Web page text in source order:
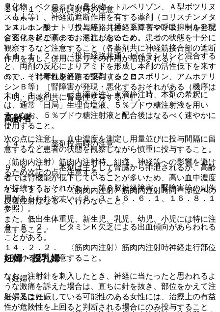
１４．１． 薬剤調製時の注意
１４．１．１． 〈投与経路共通〉２０％マンニトールと配
合変化を起こすので、混注しないこと。
１４．１．２． 〈投与経路共通〉ピペラシリンと混合する
と、両剤の反応によりアミドを形成し本剤の活性低下を来す
ので、それぞれ別経路で投与すること。
１４．１．３． 〈点滴静注〉点滴静注時、本剤の希釈に
は、通常「日局」生理食塩液、５％ブドウ糖注射液を用い
る。なお、５％ブドウ糖注射液と配合後はなるべく速やかに
使用すること。
１４．２． 薬剤投与時の注意
〈筋肉内注射〉筋肉内注射時、組織、神経等への影響を避け
るため次記の点に注意すること。
１４．２．１． 〈筋肉内注射〉筋肉内注射時同一部位への
反復注射はなるべく行わないこと。
また、低出生体重児、新生児、乳児、幼児、小児には特に注
意すること。
１４．２．２． 〈筋肉内注射〉筋肉内注射時神経走行部位
を避けるよう注意すること。
なお、注射針を刺入したとき、神経に当たったと思われるよ
うな激痛を訴えた場合は、直ちに針を抜き、部位をかえて注
射すること。
臭化物、ベクロニウム臭化物、トルペリゾン、Ａ型ボツリヌ
ス毒素等）、神経筋遮断作用を有する薬剤（コリスチンメタ
ンスルホン酸ナトリウム等）［神経系障害や呼吸抑制を発現
するリスクが高まるおそれがあるため、患者の状態を十分に
観察するなど注意すること（各薬剤共に神経筋接合部の遮断
作用を有し、併用によりその作用が増強される）］。
５）． 腎毒性を有する薬剤（シクロスポリン、アムホテリ
シンＢ等）［腎障害が発現・悪化するおそれがある（機序は
不明、両薬剤共に腎毒性を有する）］。
高齢者
次の点に注意し、血中濃度を測定し用量並びに投与間隔に留
意するなど患者の状態を観察しながら慎重に投与すること。
９．８．１． 本剤は主として腎臓から排泄されるが、高齢
者では腎機能が低下していることが多いため、高い血中濃度
が持続するおそれがあり、第８脳神経障害、腎障害等の副作
用があらわれやすい〔８．３、１６．６．１、１６．８．１
参照〕。
９．８．２． ビタミンＫ欠乏による出血傾向があらわれる
ことがある。
妊婦・授乳婦
（妊婦）
妊婦又は妊娠している可能性のある女性には、治療上の有益
性が危険性を上回ると判断される場合にのみ投与すること